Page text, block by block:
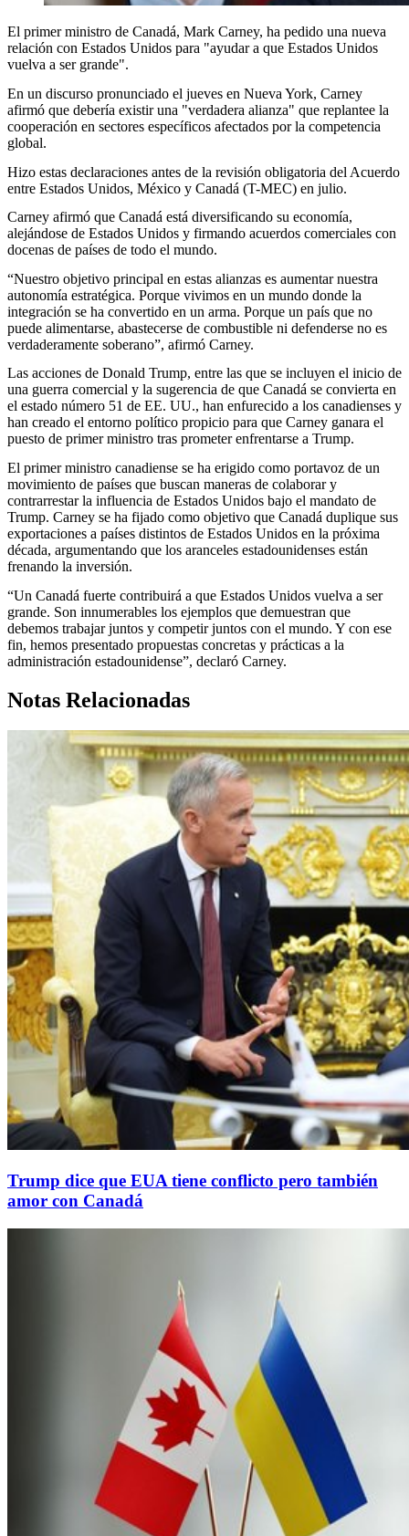
El primer ministro de Canadá, Mark Carney, ha pedido una nueva
relación con Estados Unidos para "ayudar a que Estados Unidos
vuelva a ser grande".
En un discurso pronunciado el jueves en Nueva York, Carney
afirmó que debería existir una "verdadera alianza" que replantee la
cooperación en sectores específicos afectados por la competencia
global.
Hizo estas declaraciones antes de la revisión obligatoria del Acuerdo
entre Estados Unidos, México y Canadá (T-MEC) en julio.
Carney afirmó que Canadá está diversificando su economía,
alejándose de Estados Unidos y firmando acuerdos comerciales con
docenas de países de todo el mundo.
“Nuestro objetivo principal en estas alianzas es aumentar nuestra
autonomía estratégica. Porque vivimos en un mundo donde la
integración se ha convertido en un arma. Porque un país que no
puede alimentarse, abastecerse de combustible ni defenderse no es
verdaderamente soberano”, afirmó Carney.
Las acciones de Donald Trump, entre las que se incluyen el inicio de
una guerra comercial y la sugerencia de que Canadá se convierta en
el estado número 51 de EE. UU., han enfurecido a los canadienses y
han creado el entorno político propicio para que Carney ganara el
puesto de primer ministro tras prometer enfrentarse a Trump.
El primer ministro canadiense se ha erigido como portavoz de un
movimiento de países que buscan maneras de colaborar y
contrarrestar la influencia de Estados Unidos bajo el mandato de
Trump. Carney se ha fijado como objetivo que Canadá duplique sus
exportaciones a países distintos de Estados Unidos en la próxima
década, argumentando que los aranceles estadounidenses están
frenando la inversión.
“Un Canadá fuerte contribuirá a que Estados Unidos vuelva a ser
grande. Son innumerables los ejemplos que demuestran que
debemos trabajar juntos y competir juntos con el mundo. Y con ese
fin, hemos presentado propuestas concretas y prácticas a la
administración estadounidense”, declaró Carney.
Notas Relacionadas
Trump dice que EUA tiene conflicto pero también
amor con Canadá